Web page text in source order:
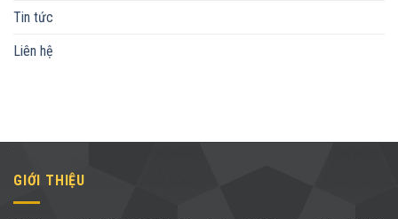
Tin tức
Liên hệ
GIỚI THIỆU